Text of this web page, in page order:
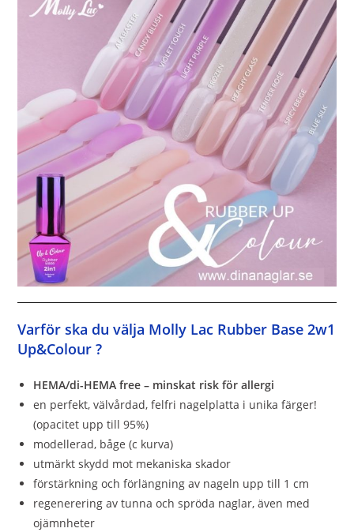
Varför ska du välja Molly Lac Rubber Base 2w1
Up&Colour ?
HEMA/di-HEMA free – minskat risk för allergi
en perfekt, välvårdad, felfri nagelplatta i unika färger!
(opacitet upp till 95%)
modellerad, båge (c kurva)
utmärkt skydd mot mekaniska skador
förstärkning och förlängning av nageln upp till 1 cm
regenerering av tunna och spröda naglar, även med
ojämnheter